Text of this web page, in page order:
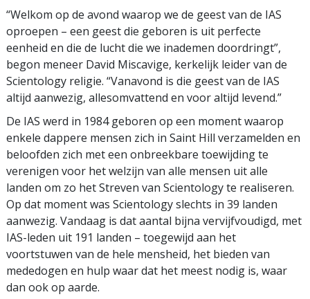
“Welkom op de avond waarop we de geest van de IAS
oproepen – een geest die geboren is uit perfecte
eenheid en die de lucht die we inademen doordringt”,
begon meneer David Miscavige, kerkelijk leider van de
Scientology religie. “Vanavond is die geest van de IAS
altijd aanwezig, allesomvattend en voor altijd levend.”
De IAS werd in 1984 geboren op een moment waarop
enkele dappere mensen zich in Saint Hill verzamelden en
beloofden zich met een onbreekbare toewijding te
verenigen voor het welzijn van alle mensen uit alle
landen om zo het Streven van Scientology te realiseren.
Op dat moment was Scientology slechts in 39 landen
aanwezig. Vandaag is dat aantal bijna vervijfvoudigd, met
IAS-leden uit 191 landen – toegewijd aan het
voortstuwen van de hele mensheid, het bieden van
mededogen en hulp waar dat het meest nodig is, waar
dan ook op aarde.